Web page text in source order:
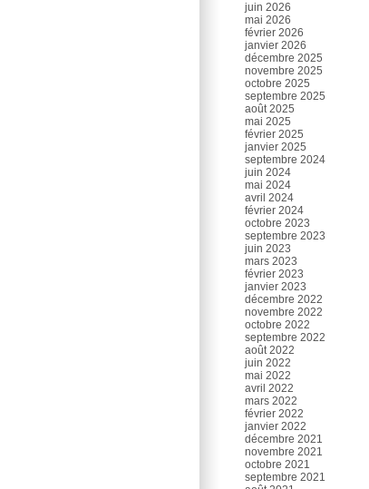
juin 2026
mai 2026
février 2026
janvier 2026
décembre 2025
novembre 2025
octobre 2025
septembre 2025
août 2025
mai 2025
février 2025
janvier 2025
septembre 2024
juin 2024
mai 2024
avril 2024
février 2024
octobre 2023
septembre 2023
juin 2023
mars 2023
février 2023
janvier 2023
décembre 2022
novembre 2022
octobre 2022
septembre 2022
août 2022
juin 2022
mai 2022
avril 2022
mars 2022
février 2022
janvier 2022
décembre 2021
novembre 2021
octobre 2021
septembre 2021